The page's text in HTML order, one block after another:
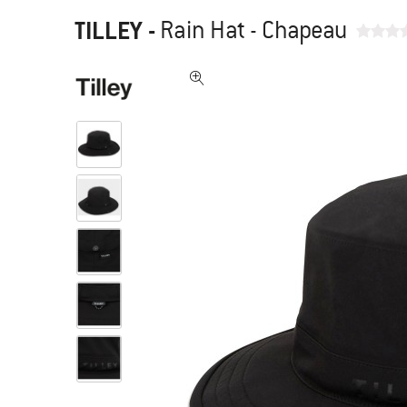
TILLEY - Rain Hat - Chapeau